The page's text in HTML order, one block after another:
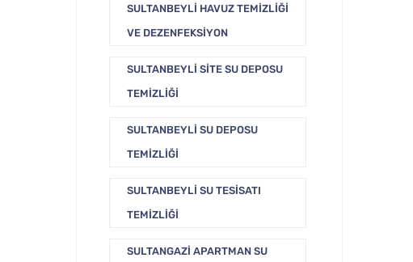
SULTANBEYLI HAVUZ TEMIZLIĞI
VE DEZENFEKSIYON
SULTANBEYLI SITE SU DEPOSU
TEMIZLIĞI
SULTANBEYLI SU DEPOSU
TEMIZLIĞI
SULTANBEYLI SU TESISATI
TEMIZLIĞI
SULTANGAZI APARTMAN SU